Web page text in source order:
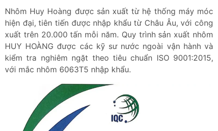
Nhôm Huy Hoàng được sản xuất từ hệ thống máy móc
hiện đại, tiên tiến được nhập khẩu từ Châu Âu, với công
xuất trên 20.000 tấn mỗi năm. Quy trình sản xuất nhôm
HUY HOÀNG được các kỹ sư nước ngoài vận hành và
kiểm tra nghiêm ngặt theo tiêu chuẩn ISO 9001:2015,
với mắc nhôm 6063T5 nhập khẩu.